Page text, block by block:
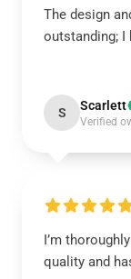
The design
outstanding; I
S Scarlett
Verified
I’m
quality and